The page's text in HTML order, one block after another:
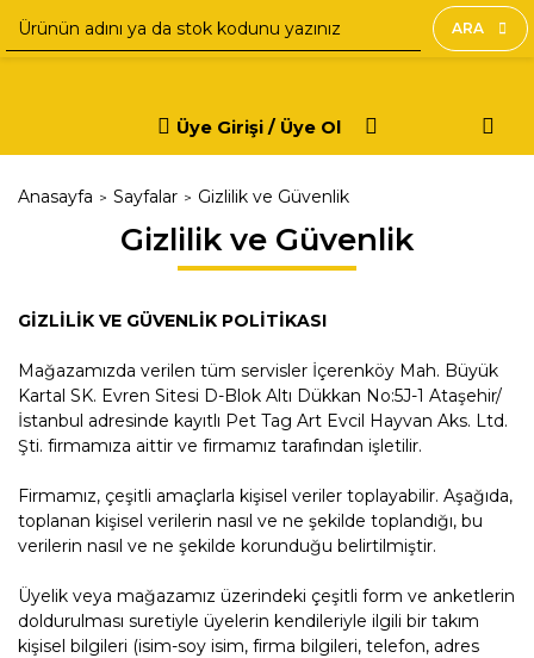
ARA
Üye Girişi / Üye Ol
Anasayfa Sayfalar Gizlilik ve Güvenlik
Gizlilik ve Güvenlik
GİZLİLİK VE GÜVENLİK POLİTİKASI
Mağazamızda verilen tüm servisler İçerenköy Mah. Büyük
Kartal SK. Evren Sitesi D-Blok Altı Dükkan No:5J-1 Ataşehir/
İstanbul adresinde kayıtlı Pet Tag Art Evcil Hayvan Aks. Ltd.
Şti. firmamıza aittir ve firmamız tarafından işletilir.
Firmamız, çeşitli amaçlarla kişisel veriler toplayabilir. Aşağıda,
toplanan kişisel verilerin nasıl ve ne şekilde toplandığı, bu
verilerin nasıl ve ne şekilde korunduğu belirtilmiştir.
Üyelik veya mağazamız üzerindeki çeşitli form ve anketlerin
doldurulması suretiyle üyelerin kendileriyle ilgili bir takım
kişisel bilgileri (isim-soy isim, firma bilgileri, telefon, adres